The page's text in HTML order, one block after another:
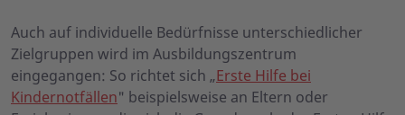
Auch auf individuelle Bedürfnisse unterschiedlicher
Zielgruppen wird im Ausbildungszentrum
eingegangen: So richtet sich „Erste Hilfe bei
Kindernotfällen" beispielsweise an Eltern oder